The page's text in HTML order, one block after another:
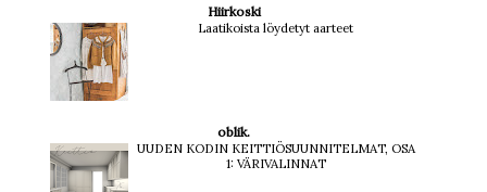
Hiirkoski
Laatikoista löydetyt aarteet
oblik.
UUDEN KODIN KEITTIÖSUUNNITELMAT, OSA
1: VÄRIVALINNAT